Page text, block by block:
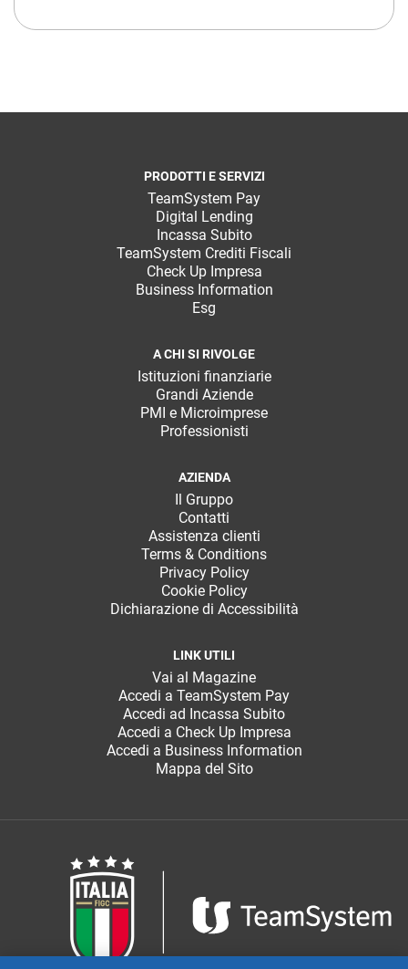
PRODOTTI E SERVIZI
TeamSystem Pay
Digital Lending
Incassa Subito
TeamSystem Crediti Fiscali
Check Up Impresa
Business Information
Esg
A CHI SI RIVOLGE
Istituzioni finanziarie
Grandi Aziende
PMI e Microimprese
Professionisti
AZIENDA
Il Gruppo
Contatti
Assistenza clienti
Terms & Conditions
Privacy Policy
Cookie Policy
Dichiarazione di Accessibilità
LINK UTILI
Vai al Magazine
Accedi a TeamSystem Pay
Accedi ad Incassa Subito
Accedi a Check Up Impresa
Accedi a Business Information
Mappa del Sito